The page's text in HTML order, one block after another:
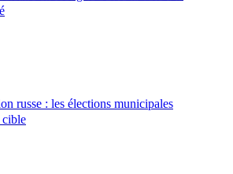
russe : les élections municipales
cible